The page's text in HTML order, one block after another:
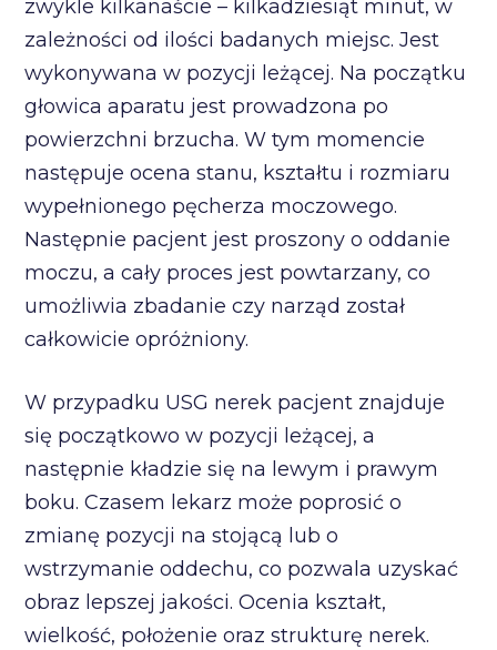
zwykle kilkanaście – kilkadziesiąt minut, w
zależności od ilości badanych miejsc. Jest
wykonywana w pozycji leżącej. Na początku
głowica aparatu jest prowadzona po
powierzchni brzucha. W tym momencie
następuje ocena stanu, kształtu i rozmiaru
wypełnionego pęcherza moczowego.
Następnie pacjent jest proszony o oddanie
moczu, a cały proces jest powtarzany, co
umożliwia zbadanie czy narząd został
całkowicie opróżniony.
W przypadku USG nerek pacjent znajduje
się początkowo w pozycji leżącej, a
następnie kładzie się na lewym i prawym
boku. Czasem lekarz może poprosić o
zmianę pozycji na stojącą lub o
wstrzymanie oddechu, co pozwala uzyskać
obraz lepszej jakości. Ocenia kształt,
wielkość, położenie oraz strukturę nerek.